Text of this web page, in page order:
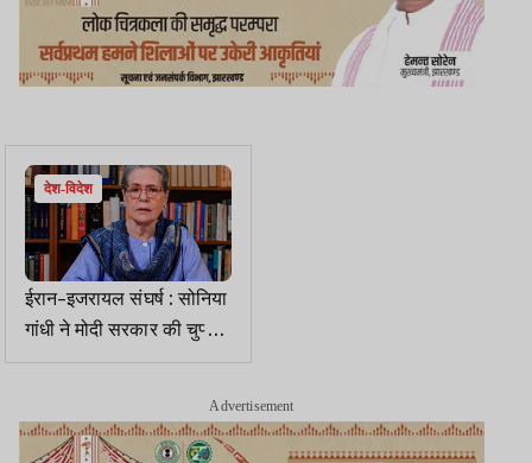
देश-विदेश
ईरान-इजरायल संघर्ष : सोनिया
गांधी ने मोदी सरकार की चुप्पी
को कूटनीतिक और नैतिक
Advertisement